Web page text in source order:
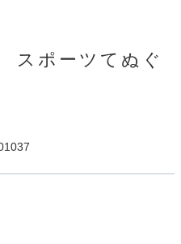
スポーツてぬぐ